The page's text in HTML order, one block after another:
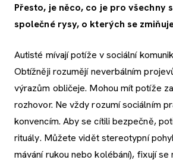
Přesto, je něco, co je pro všechny
společné rysy, o kterých se
Autisté mívají potíže v sociální
Obtížněji rozumějí neverbálním
výrazům obličeje. Mohou mít potíže
rozhovor. Ne vždy rozumí sociálním
konvencím. Aby se cítili bezpečně,
rituály. Můžete vidět stereotypní
mávání rukou nebo kolébání), fixují